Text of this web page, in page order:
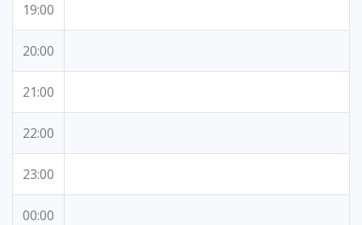
19:00
20:00
21:00
22:00
23:00
00:00